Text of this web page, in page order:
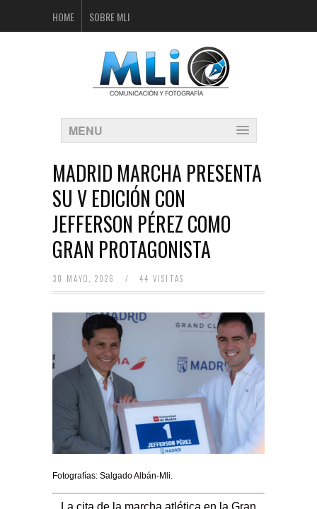
HOME SOBRE MLI
MENU
MADRID MARCHA PRESENTA
SU V EDICIÓN CON
JEFFERSON PÉREZ COMO
GRAN PROTAGONISTA
30 MAYO, 2026 / 44 VISITAS
Fotografías: Salgado Albán-Mli.